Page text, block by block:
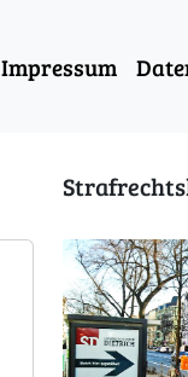
Impressum